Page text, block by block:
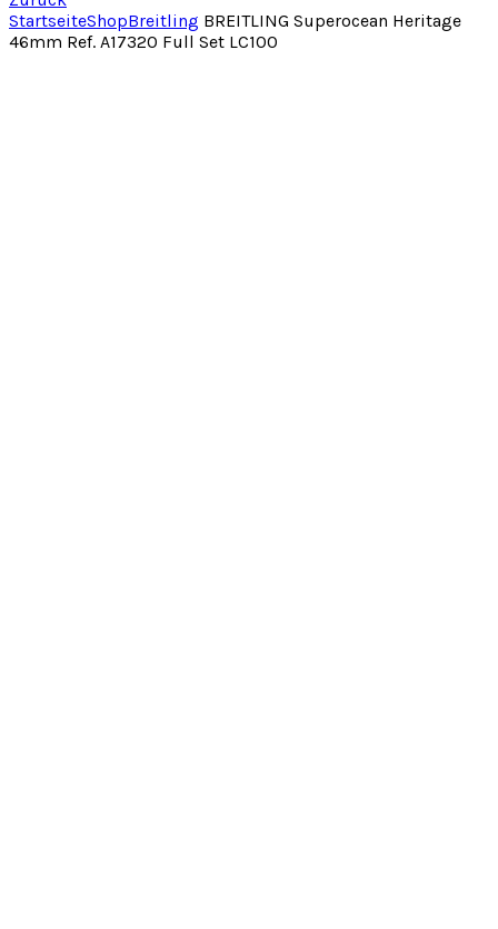
StartseiteShopBreitling BREITLING Superocean Heritage
46mm Ref. A17320 Full Set LC100